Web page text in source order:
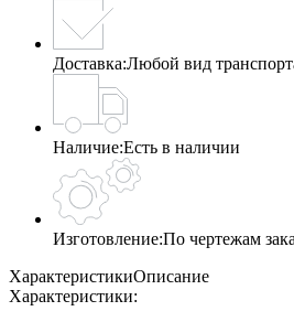
Доставка:Любой вид
Наличие:Есть в наличии
Изготовление:По чертежам
ХарактеристикиОписание
Характеристики: